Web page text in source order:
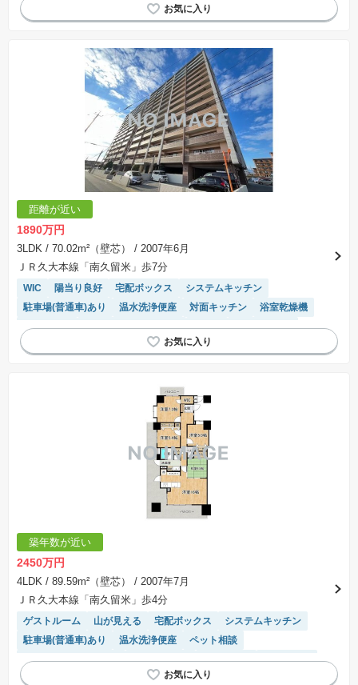
距離が近い
1890万円
3LDK / 70.02m²（壁芯）
/ 2007年6月
ＪＲ久大本線「南久留米」歩7分
WIC 陽当り良好 宅配ボックス
システムキッチン
駐車場(普通車)あり
温水洗浄便座 対面キッチン
浴室乾燥機
ペット相談
駐輪場・バイク置き場 平坦地
エレベーター
駐車場空き
モニター付きインターホン
築年数が近い
2450万円
4LDK / 89.59m²（壁芯）
/ 2007年7月
ＪＲ久大本線「南久留米」歩4分
ゲストルーム 山が見える 宅配ボックス
システムキッチン
駐車場(普通車)あり
温水洗浄便座
ペット相談
駐輪場・バイク置き場
エレベーター 駐車場空き
平置駐車場
モニター付きインターホン